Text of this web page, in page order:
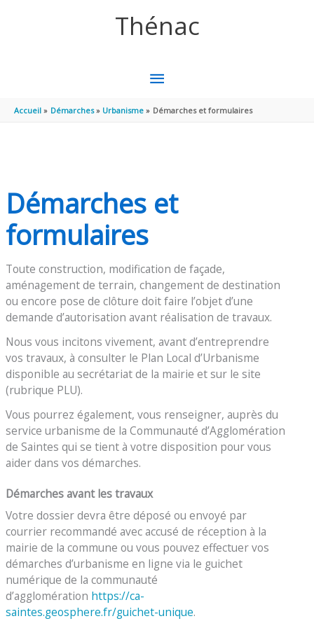
Thénac
MENU
PRINCIPAL
Accueil Démarches Urbanisme Démarches et formulaires
Démarches et
formulaires
Toute construction, modification de façade,
aménagement de terrain, changement de destination
ou encore pose de clôture doit faire l’objet d’une
demande d’autorisation avant réalisation de travaux.
Nous vous incitons vivement, avant d’entreprendre
vos travaux, à consulter le Plan Local d’Urbanisme
disponible au secrétariat de la mairie et sur le site
(rubrique PLU).
Vous pourrez également, vous renseigner, auprès du
service urbanisme de la Communauté d’Agglomération
de Saintes qui se tient à votre disposition pour vous
aider dans vos démarches.
Démarches avant les travaux
Votre dossier devra être déposé ou envoyé par
courrier recommandé avec accusé de réception à la
mairie de la commune ou vous pouvez effectuer vos
démarches d’urbanisme en ligne via le guichet
numérique de la communauté
d’agglomération https://ca-
saintes.geosphere.fr/guichet-unique.